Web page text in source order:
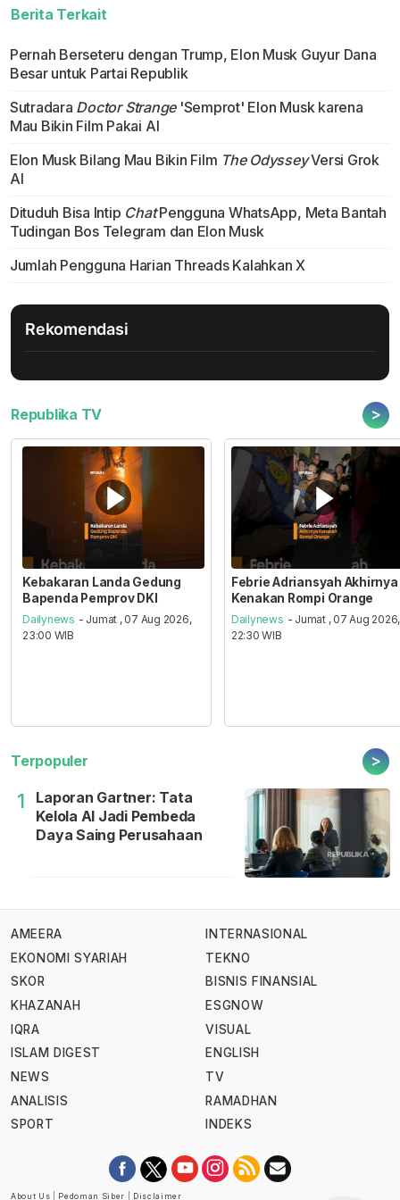
Berita Terkait
Pernah Berseteru dengan Trump, Elon Musk Guyur Dana
Besar untuk Partai Republik
Sutradara Doctor Strange'Semprot' Elon Musk karena
Mau Bikin Film Pakai AI
Elon Musk Bilang Mau Bikin Film The OdysseyVersi Grok
AI
Dituduh Bisa Intip ChatPengguna WhatsApp, Meta Bantah
Tudingan Bos Telegram dan Elon Musk
Jumlah Pengguna Harian Threads Kalahkan X
Rekomendasi
Republika TV >
Kebakaran Landa Gedung
Bapenda Pemprov DKI
Dailynews - Jumat , 07 Aug 2026,
23:00 WIB
Febrie Adriansyah Akhirnya
Kenakan Rompi Orange
Dailynews - Jumat , 07 Aug 2026,
22:30 WIB
Terpopuler >
1
Laporan Gartner: Tata
Kelola AI Jadi Pembeda
Daya Saing Perusahaan
AMEERA
EKONOMI SYARIAH
SKOR
KHAZANAH
IQRA
ISLAM DIGEST
NEWS
ANALISIS
SPORT
INTERNASIONAL
TEKNO
BISNIS FINANSIAL
ESGNOW
VISUAL
ENGLISH
TV
RAMADHAN
INDEKS
About Us Pedoman Siber Disclaimer